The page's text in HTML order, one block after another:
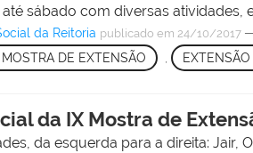
sábado com diversas atividades,
da Reitoria publicado em 24/10/2017
MOSTRA DE EXTENSÃO
da IX Mostra de
da esquerda para a direita: Jair,